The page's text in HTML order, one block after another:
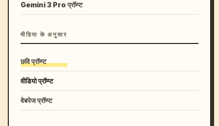
Gemini 3 Pro प्रॉम्प्ट
मीडिया के अनुसार
छवि प्रॉम्प्ट
वीडियो प्रॉम्प्ट
वेबपेज प्रॉम्प्ट